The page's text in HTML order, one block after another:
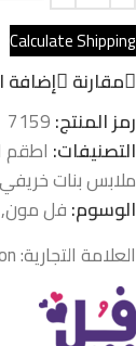
Calculate Shipping
مقارنة إضافة
رمز المنتج:7159
التصنيفات: اطقم
ملابس بنات
الوسوم:فل مون,
العلامة التجارية: